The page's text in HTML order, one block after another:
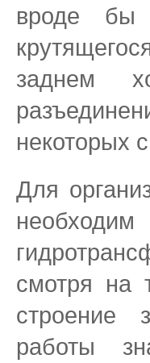
вроде бы
заднем
некоторых
Для
необходим
смотря на
строение
работы